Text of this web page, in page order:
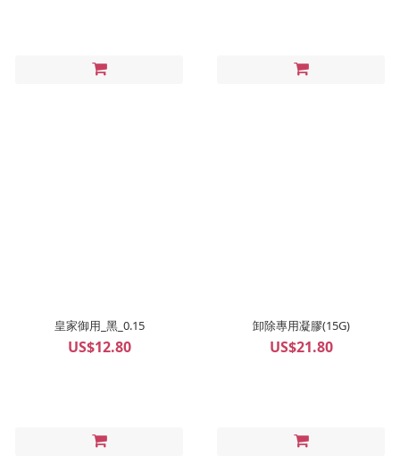
皇家御用_黑_0.15
US$12.80
卸除專用凝膠(15G)
US$21.80